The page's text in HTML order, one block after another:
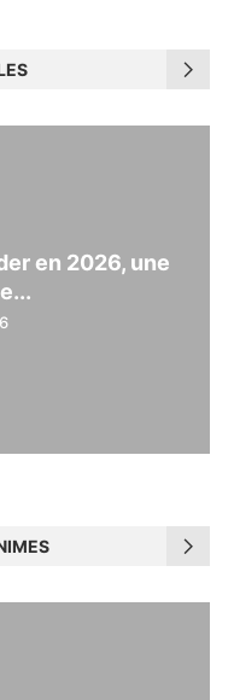
en 2026, une